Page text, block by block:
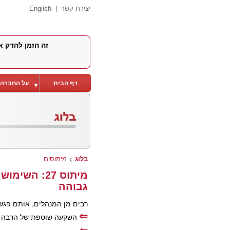
יצירת קשר English
זה הזמן להדק
דף הבית על החברה ▼
בלוג > מיתוסים
מיתוס 27:
גבוהה
רבים מן המנהלים, אותם
⇐ השקעה שוטפת של הרבה